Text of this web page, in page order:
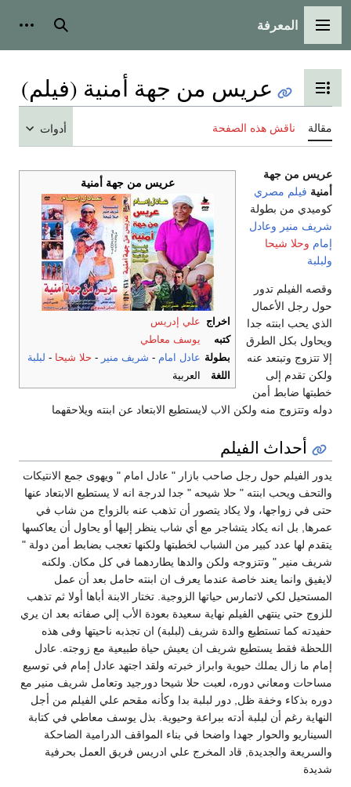
القائمة الرئيسية
المعرفة بحث
تبديل عرض جدول المحتويات
عريس من جهة أمنية (فيلم)
مقالة ناقش هذه الصفحة أدوات
عريس من جهة أمنية
اخراج
علي إدريس
كتبه
يوسف معاطي
بطولة عادل امام - شريف منير - حلا شيحا - لبلبة
اللغة
العربية
عريس من جهة
أمنية فيلم مصري
كوميدي من بطولة
شريف منير وعادل
إمام وحلا شيحا
ولبلبة
وقصه الفيلم تدور
حول رجل الأعمال
الذي يحب ابنته جدا
ويحاول بكل الطرق
إلا تتزوج وتبتعد عنه
ولكن تقدم إلى
خطبتها ضابط أمن
دوله وتتزوج منه ولكن الاب لايستطيع الابتعاد عن ابنته ويلاحقهما
أحداث الفيلم
يدور الفيلم حول رجل صاحب بازار " عادل امام " ويهوى جمع الانتيكات
والتحف ويحب ابنته " حلا شيحه " جدا لدرجة انه لا يستطيع الابتعاد عنها
حتى في زواجها، ولا يكاد يتصور أن تذهب عنه بالزواج من شاب في
عمرها‏,‏ بل انه يكاد يتشاجر مع أي شاب ينظر إليها أو يحاول أن يعاكسها
يتقدم لها عدد كبير من الشباب لخطبتها ولكنها تعجب بضابط أمن دولة "
شريف منير " وتتزوجه ولكن والدها يطاردهما في كل مكان. ولكنه
لايفيق وانما يعند خاصة عندما يعرف ان ابنته حامل بعد أن عمل
المستحيل لكي لاتمارس حياتها الزوجية. تختار الابنة أباها أولا ثم تذهب
للزوج حتي ينتهي الفيلم نهاية سعيدة بعودة الأب إلي صفاته بعد ان يري
حفيدته كما تستطيع والدة شريف (لبلبة) ان تجذبه ناحيتها وفى هذه
اللحظة فقط يستطيع شريف ان يعيش حياة طبيعية مع زوجته. عادل
إمام ما زال يملك حيوية وابراز خبرته ولقد اجتهد عادل إمام في توسيع
مساحات ومعاني دوره، لعبت حلا شيحا دورجيد وتعامل شريف منير مع
دوره بذكاء وخفة ظل‏,‏ دور لبلبة بدا وكأنه مقحم علي الفيلم من أجل
النهاية رغم أن لبلبة أدته ببراعة وحيوية. بذل يوسف معاطي في كتابة
السيناريو والحوار جهدا واضحا في بناء المواقف الدرامية الضاحكة
والسريعة والجديدة‏,‏ قاد المخرج علي ادريس فريق العمل بحرفية
شديدة